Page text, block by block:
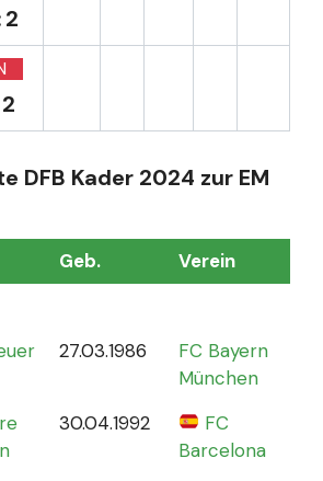
DFB Kader 2024 zur EM
Geb. Verein
27.03.1986
FC Bayern
München
30.04.1992
FC
Barcelona